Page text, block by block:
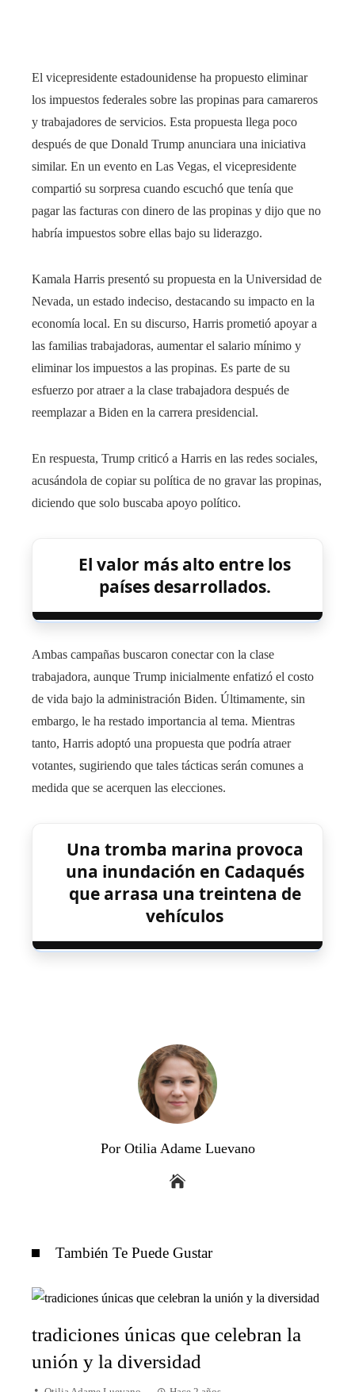
El vicepresidente estadounidense ha propuesto eliminar
los impuestos federales sobre las propinas para camareros
y trabajadores de servicios. Esta propuesta llega poco
después de que Donald Trump anunciara una iniciativa
similar. En un evento en Las Vegas, el vicepresidente
compartió su sorpresa cuando escuchó que tenía que
pagar las facturas con dinero de las propinas y dijo que no
habría impuestos sobre ellas bajo su liderazgo.
Kamala Harris presentó su propuesta en la Universidad de
Nevada, un estado indeciso, destacando su impacto en la
economía local. En su discurso, Harris prometió apoyar a
las familias trabajadoras, aumentar el salario mínimo y
eliminar los impuestos a las propinas. Es parte de su
esfuerzo por atraer a la clase trabajadora después de
reemplazar a Biden en la carrera presidencial.
En respuesta, Trump criticó a Harris en las redes sociales,
acusándola de copiar su política de no gravar las propinas,
diciendo que solo buscaba apoyo político.
El valor más alto entre los
países desarrollados.
Ambas campañas buscaron conectar con la clase
trabajadora, aunque Trump inicialmente enfatizó el costo
de vida bajo la administración Biden. Últimamente, sin
embargo, le ha restado importancia al tema. Mientras
tanto, Harris adoptó una propuesta que podría atraer
votantes, sugiriendo que tales tácticas serán comunes a
medida que se acerquen las elecciones.
Una tromba marina provoca
una inundación en Cadaqués
que arrasa una treintena de
vehículos
Por Otilia Adame Luevano
También Te Puede Gustar
tradiciones únicas que celebran la
unión y la diversidad